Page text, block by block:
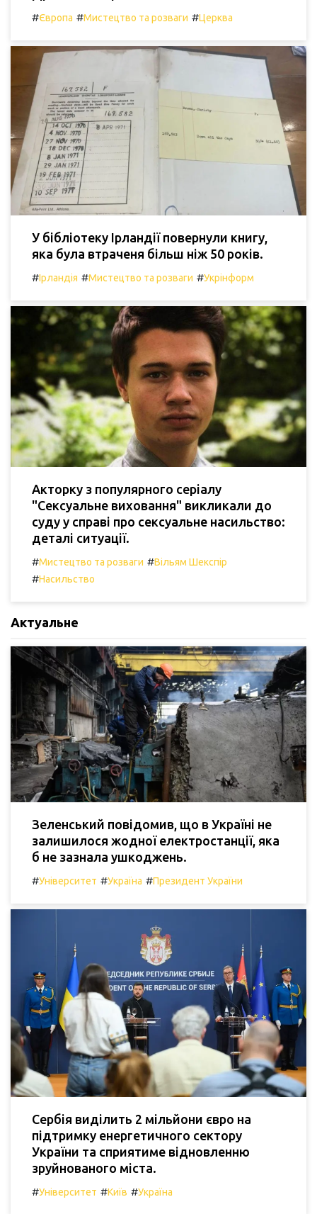
#Європа #Мистецтво та розваги #Церква
У бібліотеку Ірландії повернули книгу,
яка була втраченя більш ніж 50 років.
#Ірландія #Мистецтво та розваги #Укрінформ
Акторку з популярного серіалу
"Сексуальне виховання" викликали до
суду у справі про сексуальне насильство:
деталі ситуації.
#Мистецтво та розваги #Вільям Шекспір
#Насильство
Актуальне
Зеленський повідомив, що в Україні не
залишилося жодної електростанції, яка
б не зазнала ушкоджень.
#Університет #Україна #Президент України
Сербія виділить 2 мільйони євро на
підтримку енергетичного сектору
України та сприятиме відновленню
зруйнованого міста.
#Університет #Київ #Україна